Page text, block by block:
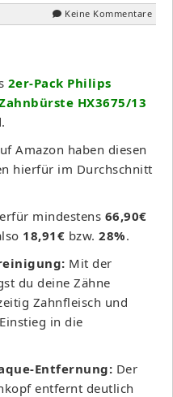
Keine Kommentare
2er-Pack Philips
HX3675/13
Amazon haben diesen
hierfür im Durchschnitt
mindestens 66,90€
18,91€ bzw. 28%.
Mit der
du deine Zähne
Zahnfleisch und
in die
Entfernung: Der
entfernt deutlich